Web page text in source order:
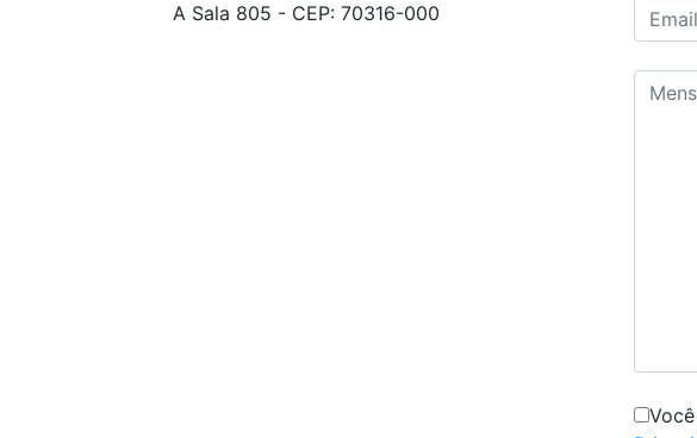
A Sala 805 - CEP: 70316-000